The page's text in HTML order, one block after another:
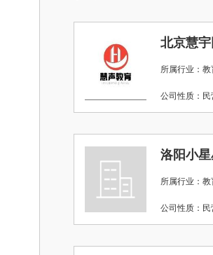
北京慧
所属行业：
公司性质
洛阳小
所属行业：
公司性质